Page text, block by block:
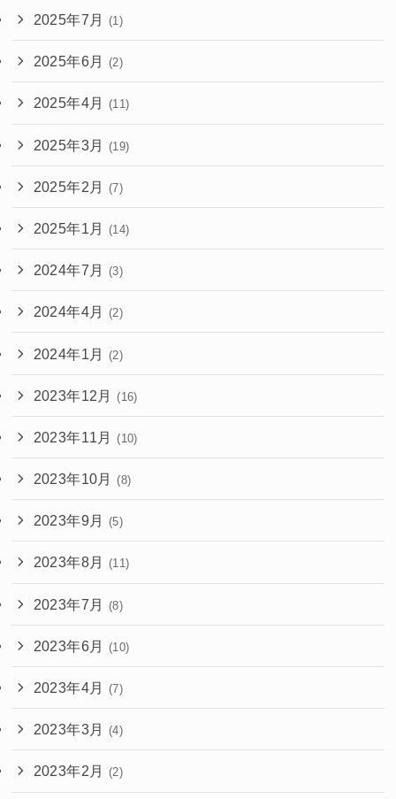
2025年7月 (1)
2025年6月 (2)
2025年4月 (11)
2025年3月 (19)
2025年2月 (7)
2025年1月 (14)
2024年7月 (3)
2024年4月 (2)
2024年1月 (2)
2023年12月 (16)
2023年11月 (10)
2023年10月 (8)
2023年9月 (5)
2023年8月 (11)
2023年7月 (8)
2023年6月 (10)
2023年4月 (7)
2023年3月 (4)
2023年2月 (2)